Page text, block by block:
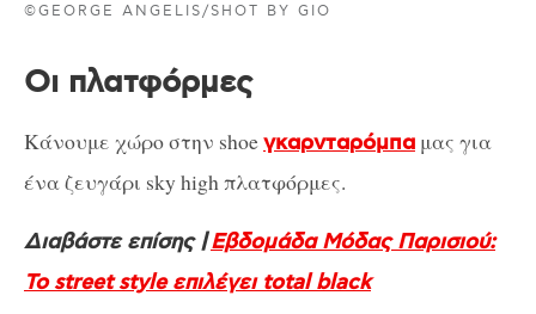
©GEORGE ANGELIS/SHOT BY GIO
Οι πλατφόρμες
Κάνουμε χώρο στην shoeγκαρνταρόμπα μας για
ένα ζευγάρι sky high πλατφόρμες.
Διαβάστε επίσης |Εβδομάδα Μόδας Παρισιού:
Το street style επιλέγει total black